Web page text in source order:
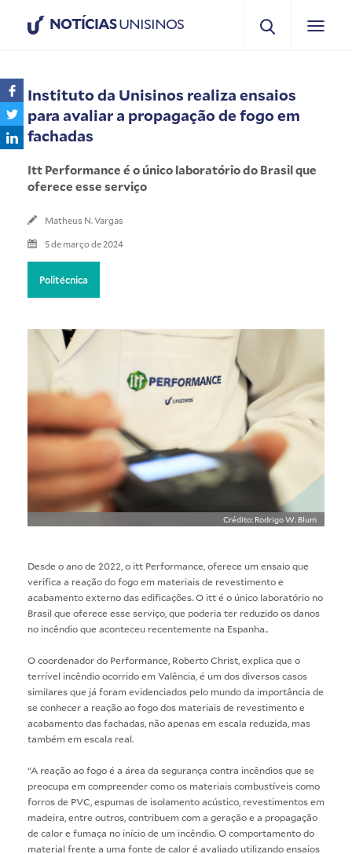
NOTÍCIASUNISINOS
Instituto da Unisinos realiza ensaios
para avaliar a propagação de fogo em
fachadas
Itt Performance é o único laboratório do Brasil que
oferece esse serviço
Matheus N. Vargas
5 de março de 2024
Politécnica
Crédito: Rodrigo W. Blum
Desde o ano de 2022, o itt Performance, oferece um ensaio que
verifica a reação do fogo em materiais de revestimento e
acabamento externo das edificações. O itt é o único laboratório no
Brasil que oferece esse serviço, que poderia ter reduzido os danos
no incêndio que aconteceu recentemente na Espanha..
O coordenador do Performance, Roberto Christ, explica que o
terrível incêndio ocorrido em Valência, é um dos diversos casos
similares que já foram evidenciados pelo mundo da importância de
se conhecer a reação ao fogo dos materiais de revestimento e
acabamento das fachadas, não apenas em escala reduzida, mas
também em escala real.
“A reação ao fogo é a área da segurança contra incêndios que se
preocupa em compreender como os materiais combustíveis como
forros de PVC, espumas de isolamento acústico, revestimentos em
madeira, entre outros, contribuem com a geração e a propagação
de calor e fumaça no início de um incêndio. O comportamento do
material frente a uma fonte de calor é avaliado utilizando ensaios